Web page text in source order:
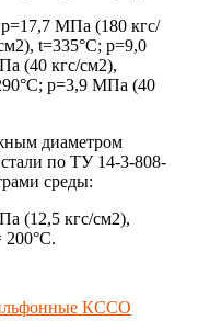
МПа (180 кгс/
t=335°С; р=9,0
(40 кгс/см2),
р=3,9 МПа (40
диаметром
по ТУ 14-3-808-
среды:
(12,5 кгс/см2),
200°С.
КССО